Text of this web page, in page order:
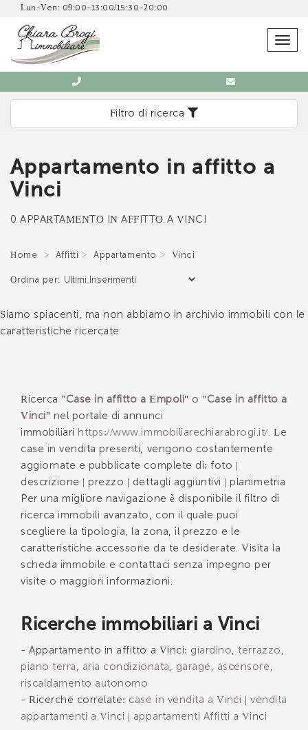
Lun-Ven: 09:00-13:00/15:30-20:00
Filtro di ricerca
Appartamento in affitto a
Vinci
0 APPARTAMENTO IN AFFITTO A VINCI
Home Affitti Appartamento Vinci
Ordina per:
Siamo spiacenti, ma non abbiamo in archivio immobili con le
caratteristiche ricercate
Ricerca " Case in affitto a Empoli" o " Case in affitto a
Vinci" nel portale di annunci
immobiliari https://www.immobiliarechiarabrogi.it/. Le
case in vendita presenti, vengono costantemente
aggiornate e pubblicate complete di: foto |
descrizione | prezzo | dettagli aggiuntivi | planimetria
Per una migliore navigazione è disponibile il filtro di
ricerca immobili avanzato, con il quale puoi
scegliere la tipologia, la zona, il prezzo e le
caratteristiche accessorie da te desiderate. Visita la
scheda immobile e contattaci senza impegno per
visite o maggiori informazioni.
Ricerche immobiliari a Vinci
- Appartamento in affitto a Vinci: giardino, terrazzo ,
piano terra , aria condizionata , garage , ascensore ,
riscaldamento autonomo
- Ricerche correlate: case in vendita a Vinci
vendita
appartamenti a Vinci
appartamenti Affitti a Vinci
SCRIVICI SENZA IMPEGNO
Immobiliare Chiara Brogi
*Il tuo nome
Ho letto, compreso e accettato itermini e
condizioni.
Voglio ricevere immobili simili da Immobiliare Chiara
Brogi.
*Controllo Antispam: qual è il numero fra 6 e 8?
INVIA